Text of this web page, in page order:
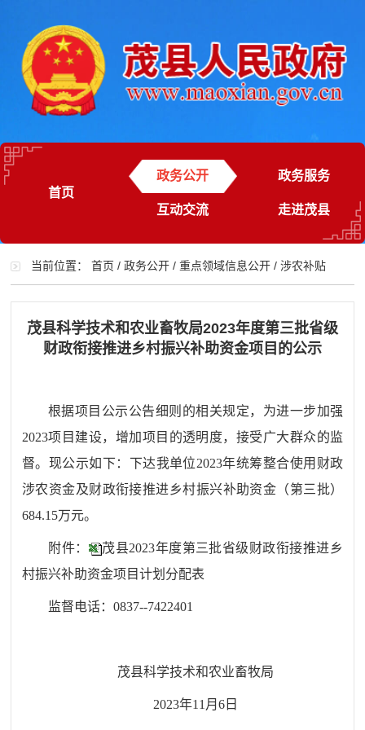
首页
政务公开 政务服务
互动交流 走进茂县
当前位置：首页 /政务公开 /重点领域信息公开 /涉农补贴
茂县科学技术和农业畜牧局2023年度第三批省级
财政衔接推进乡村振兴补助资金项目的公示
根据项目公示公告细则的相关规定，为进一步加强
2023项目建设， 增加项目的透明度，接受广大群众的监
督。 现公示如下：下达我单位2023年统筹整合使用财政
涉农资金及财政衔接推进乡村振兴补助资金（第三批）
684.15万元。
附件：
茂县2023年度第三批省级财政衔接推进乡
村振兴补助资金项目计划分配表
监督电话：0837--7422401
茂县科学技术和农业畜牧局
2023年11月6日